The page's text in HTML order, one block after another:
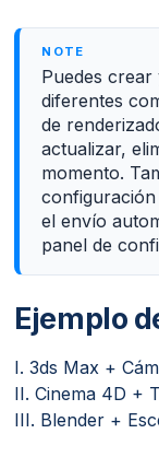
Puedes
diferentes
de
actualizar,
momento.
el envío
panel de
Ejemplo
I. 3ds Max +
II. Cinema 4D +
III. Blender +